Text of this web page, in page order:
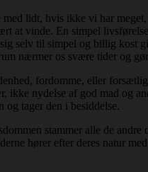
lidt, hvis ikke vi har
at vinde. En simpel
selv til simpel og billig kost
nærmer os svære tider og
fordomme, eller
nydelse af god mad og
tager den i besiddelse.
stammer alle de
hører efter deres natur